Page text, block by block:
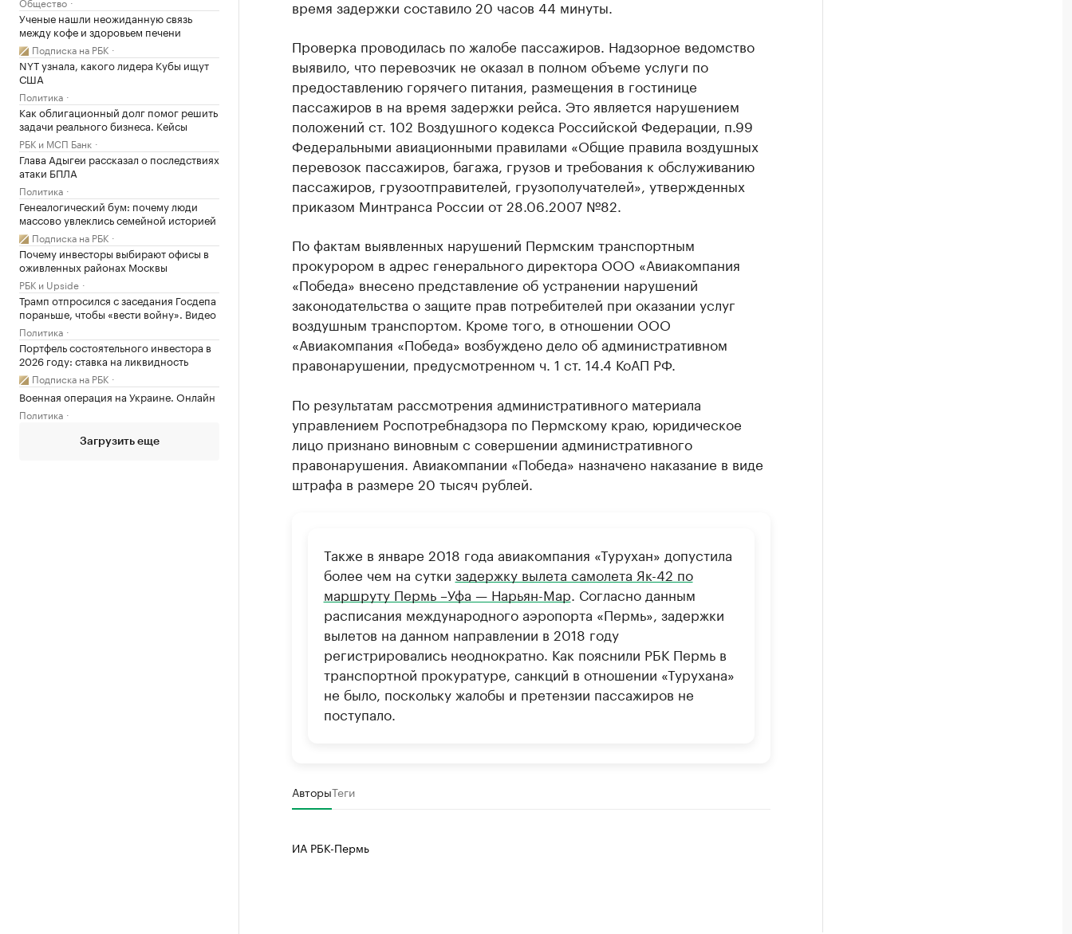
Ученые нашли неожиданную связь
между кофе и здоровьем печени
Подписка на РБК
NYT узнала, какого лидера Кубы ищут
США
Политика
Как облигационный долг помог решить
задачи реального бизнеса. Кейсы
РБК и МСП Банк
Глава Адыгеи рассказал о последствиях
атаки БПЛА
Политика
Генеалогический бум: почему люди
массово увлеклись семейной историей
Подписка на РБК
Почему инвесторы выбирают офисы в
оживленных районах Москвы
РБК и Upside
Трамп отпросился с заседания Госдепа
пораньше, чтобы «вести войну». Видео
Политика
Портфель состоятельного инвестора в
2026 году: ставка на ликвидность
Подписка на РБК
Военная операция на Украине. Онлайн
Политика
Загрузить еще
время задержки составило 20 часов 44 минуты.
Проверка проводилась по жалобе пассажиров. Надзорное ведомство
выявило, что перевозчик не оказал в полном объеме услуги по
предоставлению горячего питания, размещения в гостинице
пассажиров в на время задержки рейса. Это является нарушением
положений ст. 102 Воздушного кодекса Российской Федерации, п.99
Федеральными авиационными правилами «Общие правила воздушных
перевозок пассажиров, багажа, грузов и требования к обслуживанию
пассажиров, грузоотправителей, грузополучателей», утвержденных
приказом Минтранса России от 28.06.2007 №82.
По фактам выявленных нарушений Пермским транспортным
прокурором в адрес генерального директора ООО «Авиакомпания
«Победа» внесено представление об устранении нарушений
законодательства о защите прав потребителей при оказании услуг
воздушным транспортом. Кроме того, в отношении ООО
«Авиакомпания «Победа» возбуждено дело об административном
правонарушении, предусмотренном ч. 1 ст. 14.4 КоАП РФ.
По результатам рассмотрения административного материала
управлением Роспотребнадзора по Пермскому краю, юридическое
лицо признано виновным с совершении административного
правонарушения. Авиакомпании «Победа» назначено наказание в виде
штрафа в размере 20 тысяч рублей.
Также в январе 2018 года авиакомпания «Турухан» допустила
более чем на сутки задержку вылета самолета Як-42 по
маршруту Пермь –Уфа — Нарьян-Мар . Согласно данным
расписания международного аэропорта «Пермь», задержки
вылетов на данном направлении в 2018 году
регистрировались неоднократно. Как пояснили РБК Пермь в
транспортной прокуратуре, санкций в отношении «Турухана»
не было, поскольку жалобы и претензии пассажиров не
поступало.
АвторыТеги
ИА РБК-Пермь